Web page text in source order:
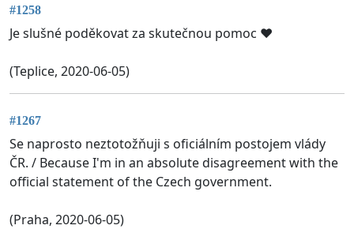
#1258
Je slušné poděkovat za skutečnou pomoc ❤
(Teplice, 2020-06-05)
#1267
Se naprosto neztotožňuji s oficiálním postojem vlády
ČR. / Because I'm in an absolute disagreement with the
official statement of the Czech government.
(Praha, 2020-06-05)